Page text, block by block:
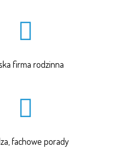
firma rodzinna
fachowe porady